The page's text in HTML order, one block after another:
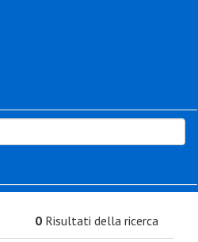
0 Risultati della ricerca